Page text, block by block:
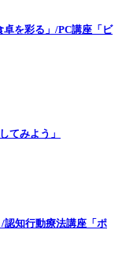
を彩る」/PC講座「ビ
てみよう」
認知行動療法講座「ポ